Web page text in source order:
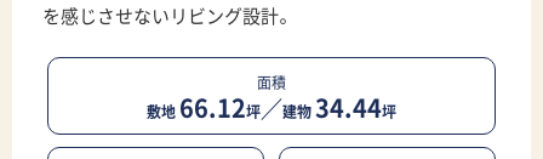
を感じさせないリビング設計。
面積
敷地 66.12坪／建物34.44坪